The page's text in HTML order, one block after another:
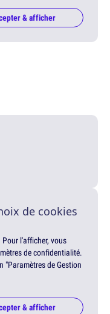
& afficher
de cookies
l'afficher, vous
de confidentialité.
"Paramètres de Gestion
& afficher